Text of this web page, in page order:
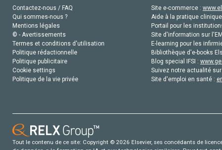
Contactez-nous / FAQ
Qui sommes-nous ?
Mentions légales
© - Avertissements
Termes et conditions d'utilisation
Politique rédactionnelle
Politique publicitaire
Cookie settings
Politique de la vie privée
Site e-commerce :
Aide à la pratique
Portail pour les
Site d'information sur
E-learning pour les
Bibliothèque d'e-books
Blog special IFSI :
Suivez notre actualité
Site d'emploi en santé :
Tout le contenu de ce site: Copyright © 2026 Elsevier, ses concédants de